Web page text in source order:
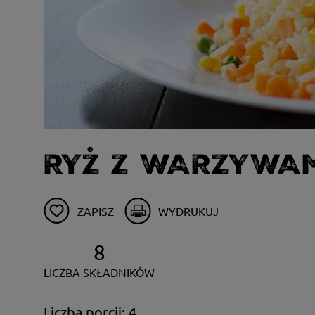
RYŻ Z
ZAPISZ WYDRUKUJ
8
LICZBA SKŁADNIKÓW